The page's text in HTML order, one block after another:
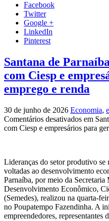
Facebook
Twitter
Google +
LinkedIn
Pinterest
Santana de
com Ciesp e
emprego e renda
30 de junho de 2026 Economia,
Comentários desativados em
com Ciesp e empresários para
Lideranças do setor produtivo se
voltadas ao desenvolvimento
Parnaíba, por meio da
Desenvolvimento Econômico,
(Semedes), realizou na quarta-
no Poupatempo Fazendinha. A
empreendedores, representantes